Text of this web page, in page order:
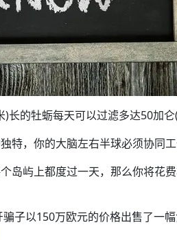
长的牡蛎每天可以过滤多达50加仑
特，你的大脑左右半球必须协同工
岛屿上都度过一天，那么你将花
子以150万欧元的价格出售了一